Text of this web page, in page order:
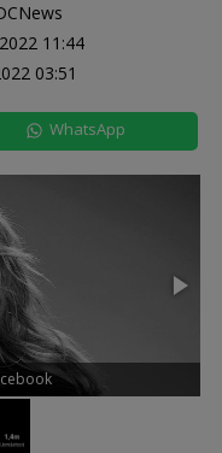
11:44
03:51
WhatsApp